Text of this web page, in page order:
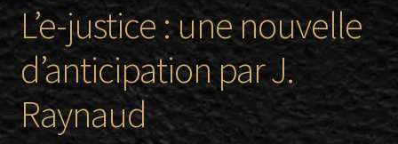
L’e-justice : une nouvelle
d’anticipation par J.
Raynaud